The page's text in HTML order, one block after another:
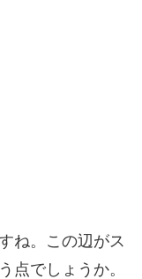
ね。この辺がス
点でしょうか。